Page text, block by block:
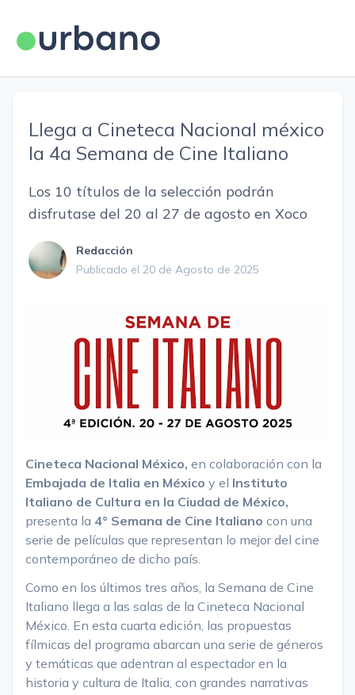
Llega a Cineteca Nacional méxico
la 4a Semana de Cine Italiano
Los 10 títulos de la selección podrán
disfrutase del 20 al 27 de agosto en Xoco
Redacción
Publicado el 20 de Agosto de 2025
Cineteca Nacional México, en colaboración con la
Embajada de Italia en México y el Instituto
Italiano de Cultura en la Ciudad de México,
presenta la 4° Semana de Cine Italiano con una
serie de películas que representan lo mejor del cine
contemporáneo de dicho país.
Como en los últimos tres años, la Semana de Cine
Italiano llega a las salas de la Cineteca Nacional
México. En esta cuarta edición, las propuestas
fílmicas del programa abarcan una serie de géneros
y temáticas que adentran al espectador en la
historia y cultura de Italia, con grandes narrativas